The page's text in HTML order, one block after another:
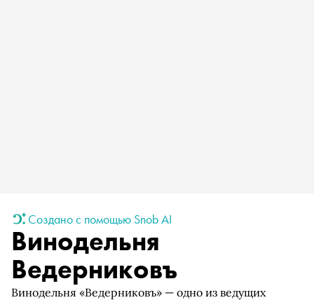
Создано с помощью Snob AI
Винодельня
Ведерниковъ
Винодельня «Ведерниковъ» — одно из ведущих